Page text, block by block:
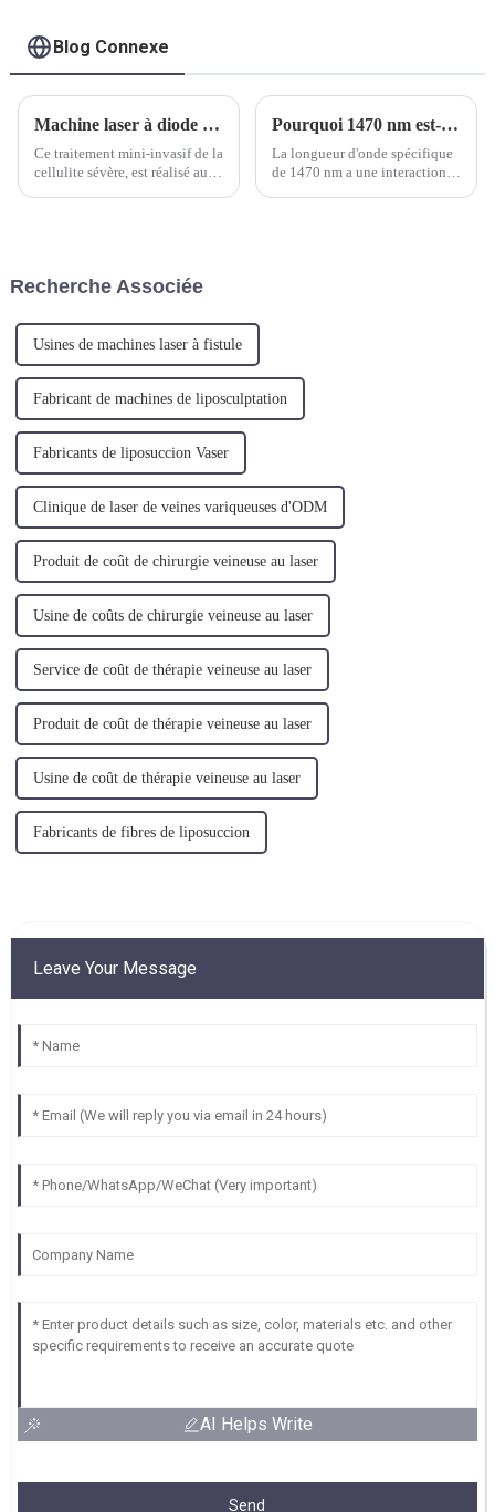
Blog Connexe
Machine laser à diode de chirurgie plastique 980nm 1470nm pour le levage du visage et du cou
Ce traitement mini-invasif de la
cellulite sévère, est réalisé au
Pourquoi 1470 nm est-il la longueur d'onde optimale pour l'Endo Laserlift (lifting de la peau) ?
La longueur d'onde spécifique
de 1470 nm a une interaction
Recherche Associée
Usines de machines laser à fistule
Fabricant de machines de liposculptation
Fabricants de liposuccion Vaser
Clinique de laser de veines variqueuses d'ODM
Produit de coût de chirurgie veineuse au laser
Usine de coûts de chirurgie veineuse au laser
Service de coût de thérapie veineuse au laser
Produit de coût de thérapie veineuse au laser
Usine de coût de thérapie veineuse au laser
Fabricants de fibres de liposuccion
Leave Your Message
AI Helps Write
Send